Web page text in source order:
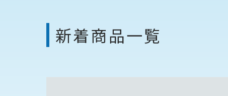
新着商品一覧